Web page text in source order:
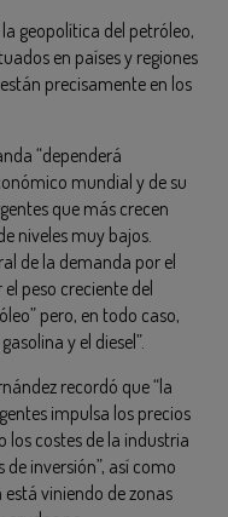
geopolítica del petróleo,
en países y regiones
precisamente en los
“dependerá
mundial y de su
que más crecen
niveles muy bajos.
de la demanda por el
peso creciente del
pero, en todo caso,
y el diesel”.
recordó que “la
impulsa los precios
costes de la industria
inversión”, así como
viniendo de zonas